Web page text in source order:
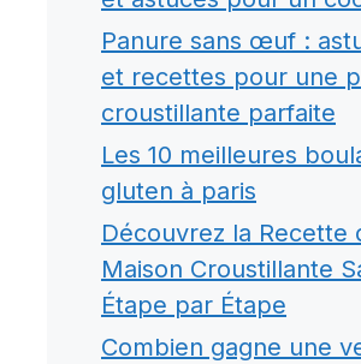
Panure sans œuf :
et recettes pour une
croustillante parfaite
Les 10 meilleures
gluten à paris
Découvrez la Recette
Maison Croustillante
Étape par Étape
Combien gagne une